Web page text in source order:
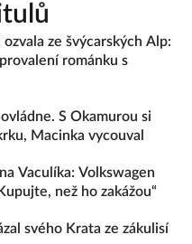
ozvala ze švýcarských Alp:
románku s
S Okamurou si
Macinka vycouval
Vaculíka: Volkswagen
než ho zakážou“
svého Krata ze zákulisí